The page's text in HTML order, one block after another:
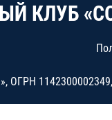
КЛУБ
ОГРН